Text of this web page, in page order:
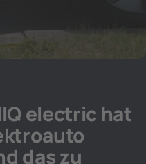
electric hat
das zu